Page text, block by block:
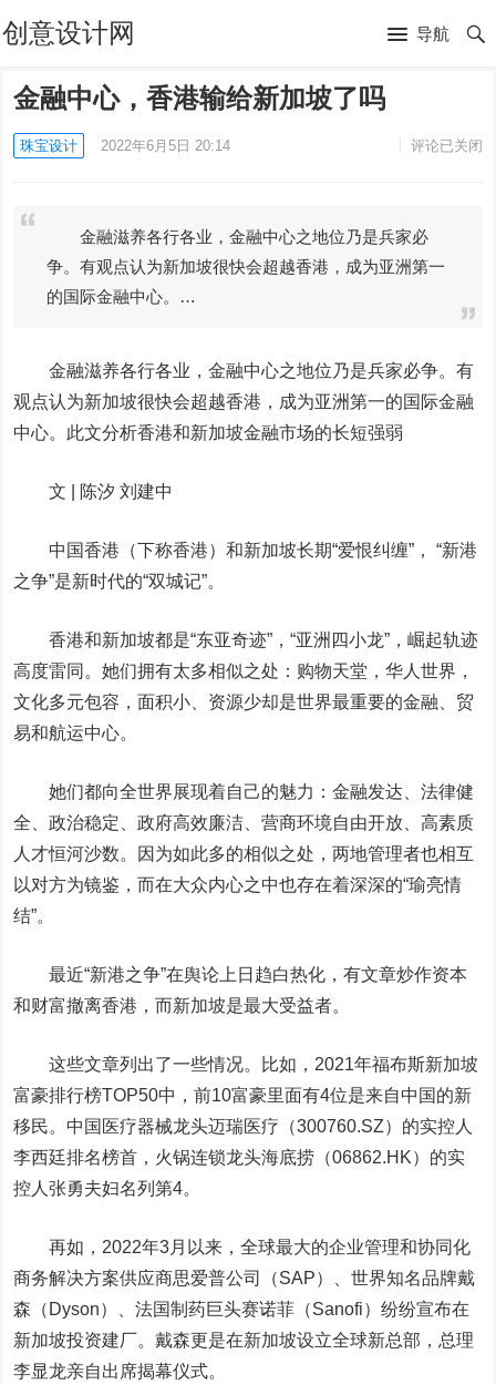
创意设计网 导航
金融中心，香港输给新加坡了吗
珠宝设计 2022年6月5日 20:14 评论已关闭
金融滋养各行各业，金融中心之地位乃是兵家必
争。有观点认为新加坡很快会超越香港，成为亚洲第一
的国际金融中心。…
金融滋养各行各业，金融中心之地位乃是兵家必争。有
观点认为新加坡很快会超越香港，成为亚洲第一的国际金融
中心。此文分析香港和新加坡金融市场的长短强弱
文 | 陈汐 刘建中
中国香港 （下称香港）和新加坡长期“爱恨纠缠”， “新港
之争”是新时代的“双城记”。
香港和新加坡都是“东亚奇迹” ，“亚洲四小龙”，崛起轨迹
高度雷同。她们拥有太多相似之处：购物天堂，华人世界，
文化多元包容，面积小、资源少却是世界最重要的金融、贸
易和航运中心。
她们都向全世界展现着自己的魅力：金融发达、法律健
全、政治稳定、政府高效廉洁、营商环境自由开放、高素质
人才恒河沙数。因为如此多的相似之处，两地管理者也相互
以对方为镜鉴，而在大众内心之中也存在着深深的“瑜亮情
结”。
最近“新港之争”在舆论上日趋白热化，有文章炒作资本
和财富撤离香港，而新加坡是最大受益者。
这些文章列出了一些情况。比如，2021年福布斯新加坡
富豪排行榜TOP50中，前10富豪里面有4位是来自中国的新
移民。中国医疗器械龙头迈瑞医疗 （300760.SZ） 的实控人
李西廷排名榜首，火锅连锁龙头海底捞 （06862.HK） 的实
控人张勇夫妇名列第4。
再如，2022年3月 以来，全球最大的企业管理和协同化
商务解决方案供应商思爱普公司
（SAP）
、世界知名品牌戴
森 （Dyson） 、法国制药巨头赛诺菲 （Sanofi）纷纷宣布在
新加坡投资建厂。戴森更是在新加坡设立全球新总部，总理
李显龙亲自出席揭幕仪式。